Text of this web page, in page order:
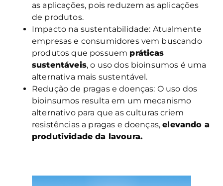
as aplicações, pois reduzem as aplicações
de produtos.
Impacto na sustentabilidade: Atualmente
empresas e consumidores vem buscando
produtos que possuem práticas
sustentáveis, o uso dos bioinsumos é uma
alternativa mais sustentável.
Redução de pragas e doenças: O uso dos
bioinsumos resulta em um mecanismo
alternativo para que as culturas criem
resistências a pragas e doenças,elevando a
produtividade da lavoura.